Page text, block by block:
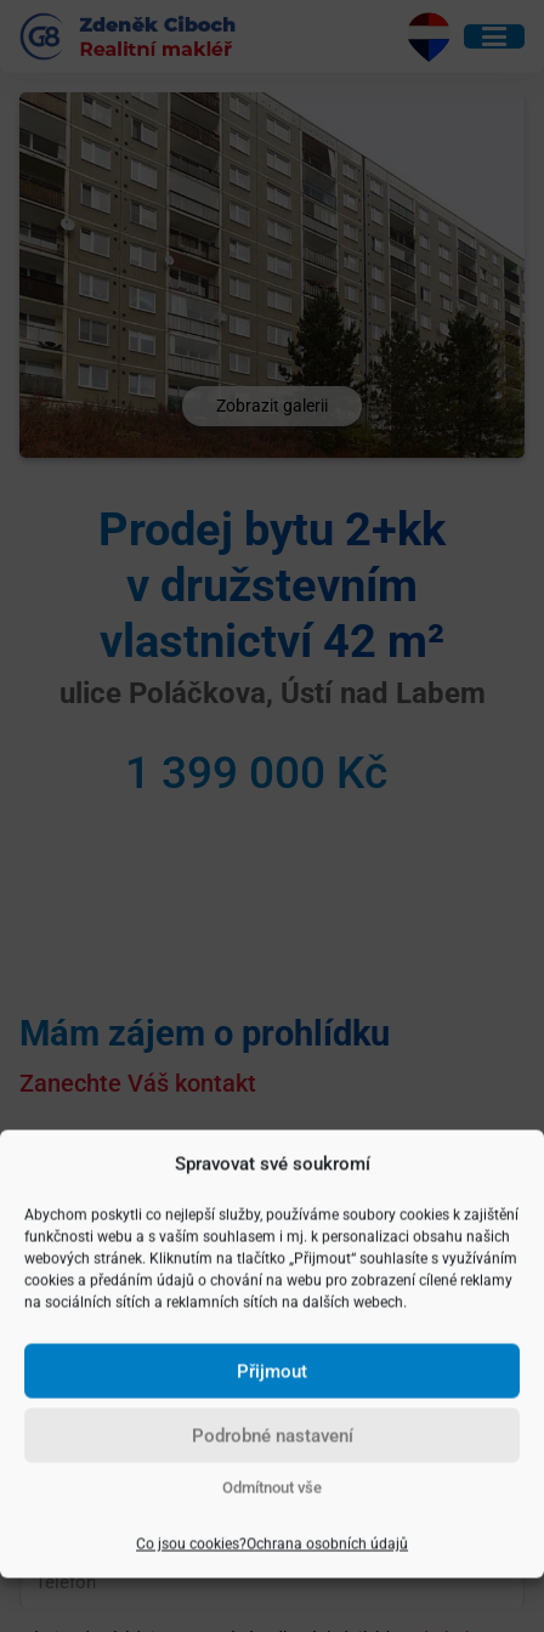
Spravovat své soukromí
Abychom poskytli co nejlepší služby, používáme soubory cookies k zajištění
funkčnosti webu a s vaším souhlasem i mj. k personalizaci obsahu našich
webových stránek. Kliknutím na tlačítko „Přijmout“ souhlasíte s využíváním
cookies a předáním údajů o chování na webu pro zobrazení cílené reklamy
na sociálních sítích a reklamních sítích na dalších webech.
Přijmout
Odmítnout vše
Podrobné nastavení
Co jsou cookies?Ochrana osobních údajů
Zobrazit galerii
Prodej bytu 2+kk
v družstevním
vlastnictví 42 m²
ulice Poláčkova, Ústí nad Labem
1 399 000 Kč
Mám zájem o prohlídku
Zanechte Váš kontakt
Vyberte si typ nemovitosti